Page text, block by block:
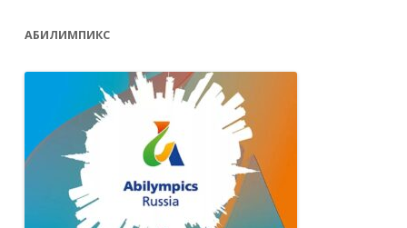
АБИЛИМПИКС